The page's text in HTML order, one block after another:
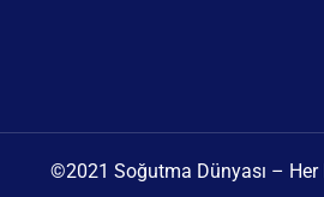
©2021 Soğutma Dünyası – Her